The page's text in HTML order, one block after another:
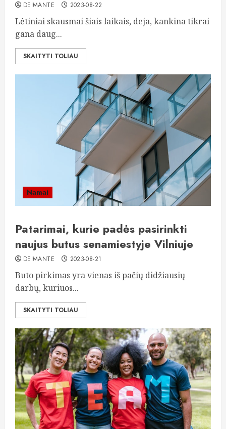
DEIMANTE 2023-08-22
Lėtiniai skausmai šiais laikais, deja, kankina tikrai
gana daug...
SKAITYTI TOLIAU
Namai
Patarimai, kurie padės pasirinkti
naujus butus senamiestyje Vilniuje
DEIMANTE 2023-08-21
Buto pirkimas yra vienas iš pačių didžiausių
darbų, kuriuos...
SKAITYTI TOLIAU